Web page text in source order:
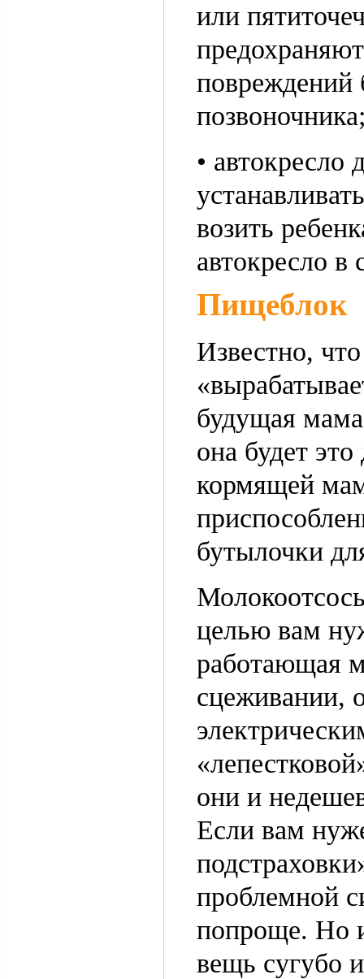
или
• автокресло
возить
автокресло
Пищеблок
Известно,
будущая
она будет
кормящей
бутылочки
целью вам
работающая
сцеживании,
они и
Если вам
проблемной
попроще. Но
вещь сугубо